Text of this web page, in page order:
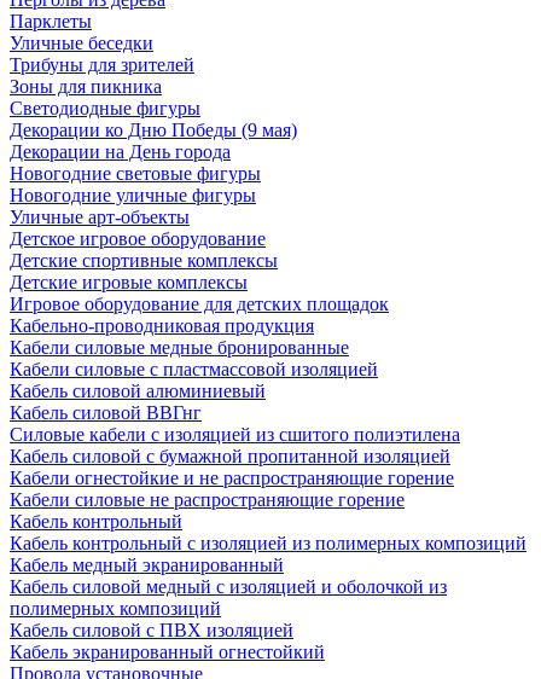
Парклеты
Уличные беседки
Трибуны для зрителей
Зоны для пикника
Светодиодные фигуры
Декорации ко Дню Победы (9 мая)
Декорации на День города
Новогодние световые фигуры
Новогодние уличные фигуры
Уличные арт-объекты
Детское игровое оборудование
Детские спортивные комплексы
Детские игровые комплексы
Игровое оборудование для детских площадок
Кабельно-проводниковая продукция
Кабели силовые медные бронированные
Кабели силовые с пластмассовой изоляцией
Кабель силовой алюминиевый
Кабель силовой ВВГнг
Силовые кабели с изоляцией из сшитого полиэтилена
Кабель силовой с бумажной пропитанной изоляцией
Кабели огнестойкие и не распространяющие горение
Кабели силовые не распространяющие горение
Кабель контрольный
Кабель контрольный с изоляцией из полимерных композиций
Кабель медный экранированный
Кабель силовой медный с изоляцией и оболочкой из
полимерных композиций
Кабель силовой с ПВХ изоляцией
Кабель экранированный огнестойкий
Провода установочные